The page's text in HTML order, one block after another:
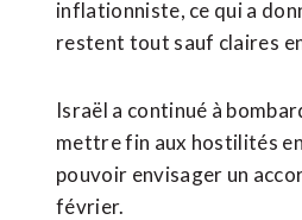
inflationniste, ce qui a
restent tout sauf claires
Israël a continué à
mettre fin aux ‌hostilités
pouvoir envisager un
février.